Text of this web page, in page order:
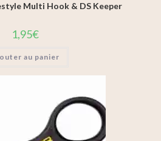
Multi Hook & DS Keeper
1,95€
au panier